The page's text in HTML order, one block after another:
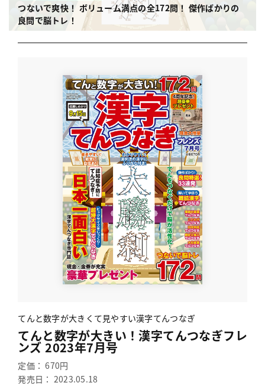
つないで爽快！ ボリューム満点の全172問！ 傑作ばかりの
良問で脳トレ！
てんと数字が大きくて見やすい漢字てんつなぎ
てんと数字が大きい！漢字てんつなぎフレ
ンズ 2023年7月号
定価： 670円
発売日： 2023.05.18